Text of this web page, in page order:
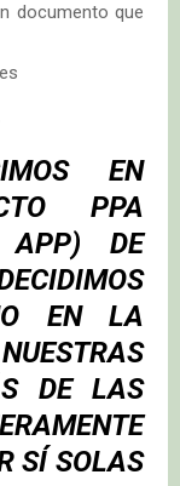
documento que
EN
PPA
APP) DE
EN LA
DE LAS
SÍ SOLAS